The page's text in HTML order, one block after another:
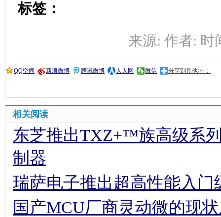
标签：
来源: 作者: 时
QQ空间 新浪微博 腾讯微博 人人网 微信 分享到其他>>：
相关阅读
东芝推出TXZ+™族高级系
制器
瑞萨电子推出超高性能入门
国产MCU厂商灵动微的现